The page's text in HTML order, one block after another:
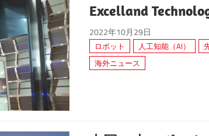
Excelland
2022年10月29日
ロボット 人工知能（AI）
海外ニュース